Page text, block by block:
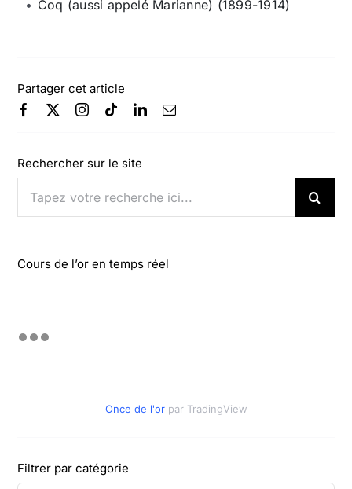
Coq (aussi appelé Marianne) (1899-1914)
Partager cet article
Rechercher sur le site
Rechercher:
Cours de l’or en temps réel
Once de l'or par TradingView
Filtrer par catégorie